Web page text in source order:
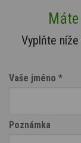
Vyplňte
Vaše jméno *
Poznámka